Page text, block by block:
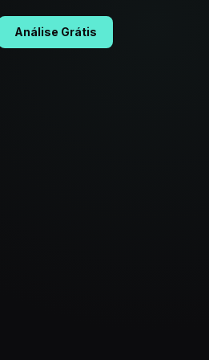
Análise Grátis